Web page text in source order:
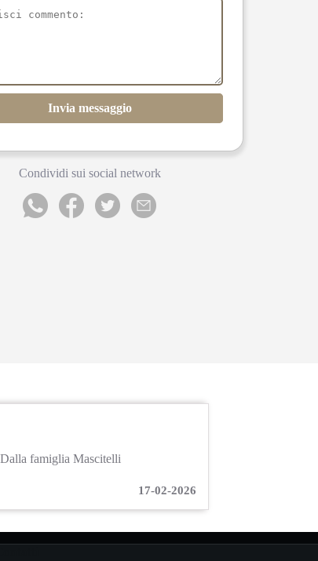
Invia messaggio
Condividi sui social network
famiglia Mascitelli
17-02-2026